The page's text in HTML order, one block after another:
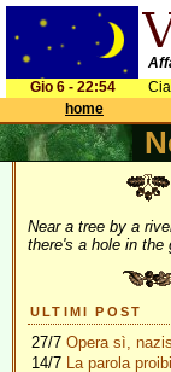
Gio 6 - 22:54
home
Near a tree by a
there's a hole in the
ULTIMI POST
27/7 Opera sì,
14/7 La parola